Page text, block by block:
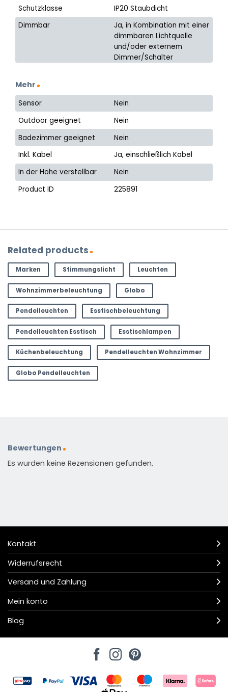
Schutzklasse
IP20 Staubdicht
Dimmbar
Ja, in Kombination mit einer
dimmbaren Lichtquelle
und/oder externem
Dimmer/Schalter
Mehr
Sensor
Nein
Outdoor geeignet
Nein
Badezimmer geeignet
Nein
Inkl. Kabel
Ja, einschließlich Kabel
In der Höhe verstellbar
Nein
Product ID
225891
Related products
Marken Stimmungslicht Leuchten
Wohnzimmerbeleuchtung Globo
Pendelleuchten Esstischbeleuchtung
Pendelleuchten Esstisch Esstischlampen
Küchenbeleuchtung Pendelleuchten Wohnzimmer
Globo Pendelleuchten
Bewertungen
Es wurden keine Rezensionen gefunden.
Kontakt
Widerrufsrecht
Versand und Zahlung
Mein konto
Blog